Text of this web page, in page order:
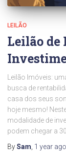
LEILÃO
Leilão de
Leilão Imóveis:
busca de
casa dos seus
hoje mesmo!
modalidade de
podem chegar a
BySam 1 year ago